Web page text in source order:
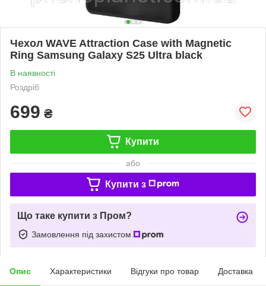
Чехол WAVE Attraction Case with Magnetic
Ring Samsung Galaxy S25 Ultra black
В наявності
Роздріб
699 ₴
Купити
або
Купити з
Що таке купити з Пром?
Замовлення під захистом
Опис Характеристики Відгуки про товар Доставка